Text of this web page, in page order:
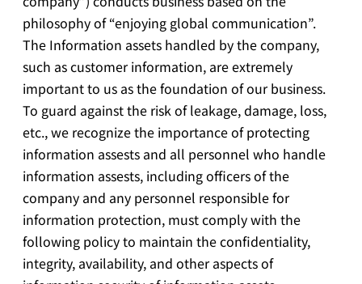
philosophy of “enjoying global communication”.
The Information assets handled by the company,
such as customer information, are extremely
important to us as the foundation of our business.
To guard against the risk of leakage, damage, loss,
etc., we recognize the importance of protecting
information assests and all personnel who handle
information assests, including officers of the
company and any personnel responsible for
information protection, must comply with the
following policy to maintain the confidentiality,
integrity, availability, and other aspects of